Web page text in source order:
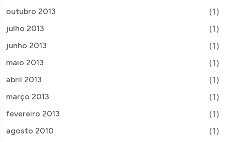
outubro 2013 (1)
julho 2013 (1)
junho 2013 (1)
maio 2013 (1)
abril 2013 (1)
março 2013 (1)
fevereiro 2013 (1)
agosto 2010 (1)